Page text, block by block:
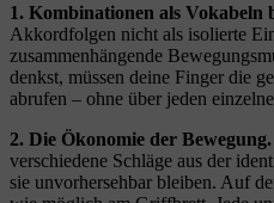
1. Kombinationen als Vokabeln
Akkordfolgen nicht als isolierte
zusammenhängende
denkst, müssen deine Finger die
abrufen – ohne über jeden
2. Die Ökonomie der Bewegung.
verschiedene Schläge aus der
sie unvorhersehbar bleiben. Auf